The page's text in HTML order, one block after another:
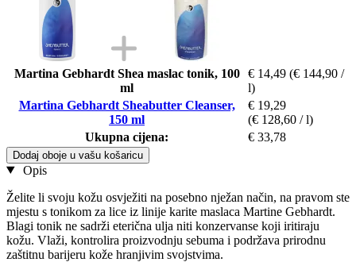
Martina Gebhardt Shea maslac tonik, 100
ml
€ 14,49 (€ 144,90 /
l)
Martina Gebhardt Sheabutter Cleanser,
150 ml
€ 19,29
(€ 128,60 / l)
Ukupna cijena:
€ 33,78
Dodaj oboje u vašu košaricu
Opis
Želite li svoju kožu osvježiti na posebno nježan način, na pravom ste
mjestu s tonikom za lice iz linije karite maslaca Martine Gebhardt.
Blagi tonik ne sadrži eterična ulja niti konzervanse koji iritiraju
kožu. Vlaži, kontrolira proizvodnju sebuma i podržava prirodnu
zaštitnu barijeru kože hranjivim svojstvima.